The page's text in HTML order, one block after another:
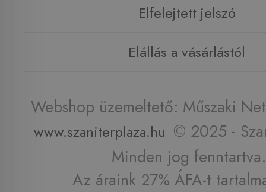
Elfelejtett jelszó
Elállás a vásárlástól
Webshop üzemeltető: Műszaki
www.szaniterplaza.hu © 2025 -
Minden jog fenntartva.
Az áraink 27% ÁFA-t